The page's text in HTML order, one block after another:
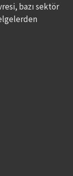
bazı sektör